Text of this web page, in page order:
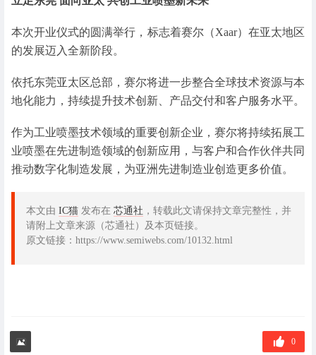
本次开业仪式的圆满举行，标志着赛尔（Xaar）在亚太地区
的发展迈入全新阶段。
依托东莞亚太区总部，赛尔将进一步整合全球技术资源与本
地化能力，持续提升技术创新、产品交付和客户服务水平。
作为工业喷墨技术领域的重要创新企业，赛尔将持续拓展工
业喷墨在先进制造领域的创新应用，与客户和合作伙伴共同
推动数字化制造发展，为亚洲先进制造业创造更多价值。
本文由 IC猫 发布在 芯通社 ，转载此文请保持文章完整性，并
请附上文章来源（芯通社）及本页链接。
原文链接：https://www.semiwebs.com/10132.html
0